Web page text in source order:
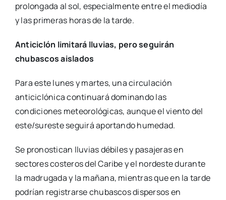
prolongada al sol, especialmente entre el mediodía
y las primeras horas de la tarde.
Anticiclón limitará lluvias, pero seguirán
chubascos aislados
Para este lunes y martes, una circulación
anticiclónica continuará dominando las
condiciones meteorológicas, aunque el viento del
este/sureste seguirá aportando humedad.
Se pronostican lluvias débiles y pasajeras en
sectores costeros del Caribe y el nordeste durante
la madrugada y la mañana, mientras que en la tarde
podrían registrarse chubascos dispersos en